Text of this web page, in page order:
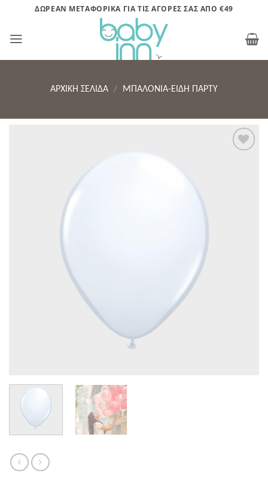
Μετάβαση
περιεχόμενο
ΔΩΡΕΑΝ ΜΕΤΑΦΟΡΙΚΑ ΓΙΑ ΤΙΣ ΑΓΟΡΕΣ ΣΑΣ ΑΠΟ €49
ΑΡΧΙΚΉ ΣΕΛΊΔΑ / ΜΠΑΛΟΝΙΑ-ΕΙΔΗ ΠΑΡΤΥ